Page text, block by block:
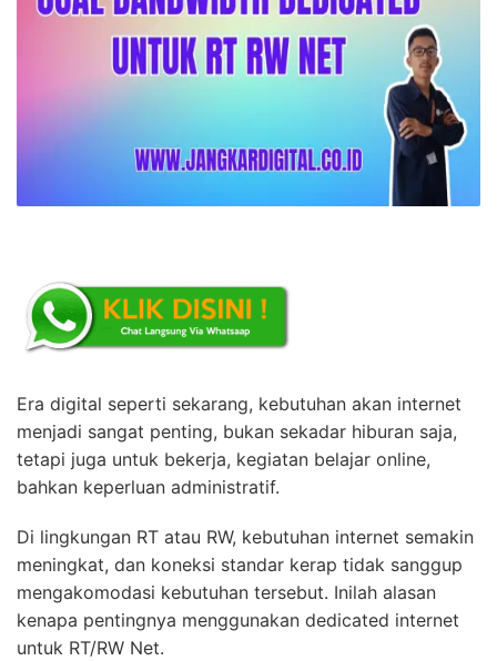
Era digital seperti sekarang, kebutuhan akan internet
menjadi sangat penting, bukan sekadar hiburan saja,
tetapi juga untuk bekerja, kegiatan belajar online,
bahkan keperluan administratif.
Di lingkungan RT atau RW, kebutuhan internet semakin
meningkat, dan koneksi standar kerap tidak sanggup
mengakomodasi kebutuhan tersebut. Inilah alasan
kenapa pentingnya menggunakan dedicated internet
untuk RT/RW Net.